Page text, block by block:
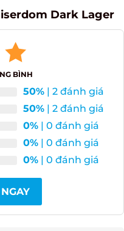
Dark Lager
BÌNH
50%| 2 đánh giá
50%| 2 đánh giá
0%| 0 đánh giá
0%| 0 đánh giá
0%| 0 đánh giá